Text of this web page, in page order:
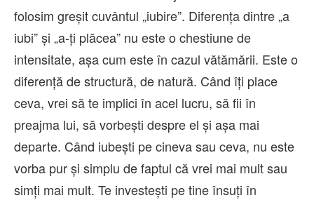
folosim greșit cuvântul „iubire”. Diferența dintre „a
iubi” și „a-ți plăcea” nu este o chestiune de
intensitate, așa cum este în cazul vătămării. Este o
diferență de structură, de natură. Când îți place
ceva, vrei să te implici în acel lucru, să fii în
preajma lui, să vorbești despre el și așa mai
departe. Când iubești pe cineva sau ceva, nu este
vorba pur și simplu de faptul că vrei mai mult sau
simți mai mult. Te investești pe tine însuți în